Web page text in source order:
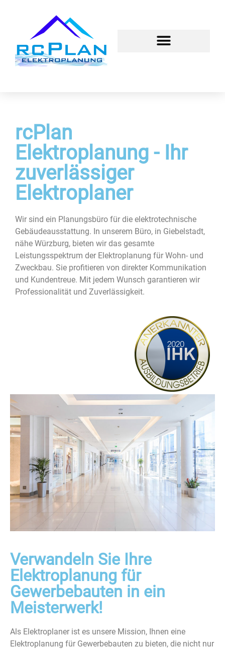
rcPlan
Elektroplanung - Ihr
zuverlässiger
Elektroplaner
Wir sind ein Planungsbüro für die elektrotechnische
Gebäudeausstattung. In unserem Büro, in Giebelstadt,
nähe Würzburg, bieten wir das gesamte
Leistungsspektrum der Elektroplanung für Wohn- und
Zweckbau. Sie profitieren von direkter Kommunikation
und Kundentreue. Mit jedem Wunsch garantieren wir
Professionalität und Zuverlässigkeit.
Verwandeln Sie Ihre
Elektroplanung für
Gewerbebauten in ein
Meisterwerk!
Als Elektroplaner ist es unsere Mission, Ihnen eine
Elektroplanung für Gewerbebauten zu bieten, die nicht nur